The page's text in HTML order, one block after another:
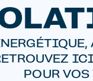
POUR